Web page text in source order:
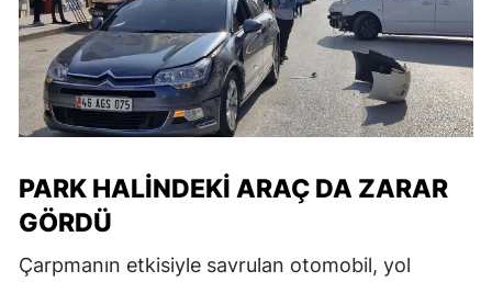
PARK HALINDEKI ARAÇ DA ZARAR
GÖRDÜ
Çarpmanın etkisiyle savrulan otomobil, yol